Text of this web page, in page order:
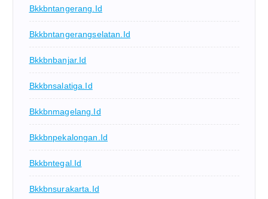
Bkkbntangerang.id
Bkkbntangerangselatan.id
Bkkbnbanjar.id
Bkkbnsalatiga.id
Bkkbnmagelang.id
Bkkbnpekalongan.id
Bkkbntegal.id
Bkkbnsurakarta.id